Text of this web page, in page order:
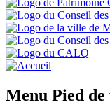
Menu Pied de